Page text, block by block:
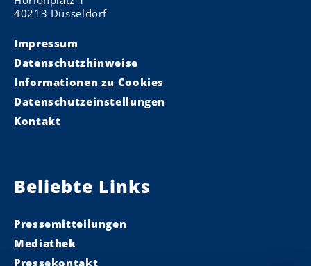
40213 Düsseldorf
Impressum
Datenschutzhinweise
Informationen zu Cookies
Datenschutzeinstellungen
Kontakt
Beliebte Links
Pressemitteilungen
Mediathek
Pressekontakt